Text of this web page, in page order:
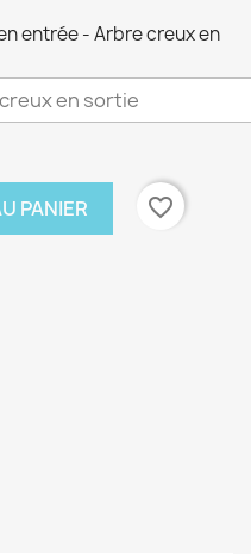
entrée - Arbre creux en
PANIER favorite_border